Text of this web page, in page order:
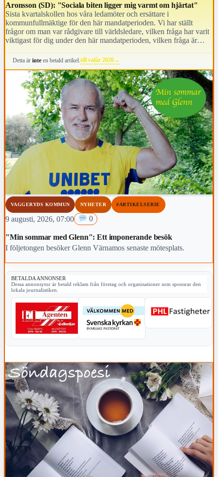
Aronsson (SD): "Sociala biten ligger mig varmt om hjärtat"
Sista kvartalskollen hos våra ledamöter och ersättare i
kommunfullmäktige för den här mandatperioden. Vi har ställt
frågor om man var rådgivare till världsledare, vilken fråga har varit
viktigast för dig under den här mandatperioden, vilken fråga är
mest kända personen i kommunen.
Detta ärinte en betald artikel.till valår 2026→
VAGGERYDS KOMMUN NYHETER #ARTIKELSERIE
9 augusti, 2026, 07:00 0
"Min sommar med Glenn": Ett imponerande besök
I följetongen besöker Glenn Värnamos senaste mötesplats.
BETALDA ANNONSER
Dessa annonsytor är betald reklam från företag och organisationer som sponsrar den
lokala journalistiken.